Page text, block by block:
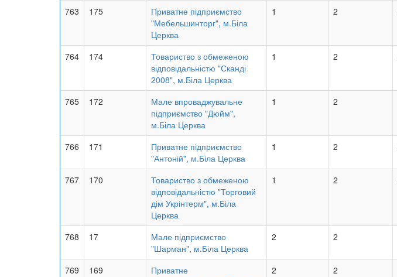
763 175
Приватне підприємство
"Мебельшинторг", м.Біла
Церква
1 2
764 174
Товариство з обмеженою
відповідальністю "Сканді
2008", м.Біла Церква
1 2
765 172
Мале впроваджувальне
підприємство "Дюйм",
м.Біла Церква
1 2
766 171
Приватне підприємство
"Антоній", м.Біла Церква
1 2
767 170
Товариство з обмеженою
відповідальністю "Торговий
дім Укрінтерм", м.Біла
Церква
1 2
768 17
Мале підприємство
"Шарман", м.Біла Церква
2 2
769 169
Приватне
2 2